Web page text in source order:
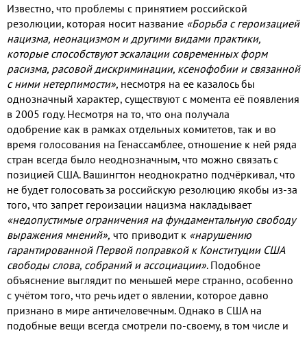
Известно, что проблемы с принятием российской
резолюции, которая носит название «Борьба с героизацией
нацизма, неонацизмом и другими видами практики,
которые способствуют эскалации современных форм
расизма, расовой дискриминации, ксенофобии и связанной
с ними нетерпимости», несмотря на ее казалось бы
однозначный характер, существуют с момента её появления
в 2005 году. Несмотря на то, что она получала
одобрение как в рамках отдельных комитетов, так и во
время голосования на Генассамблее, отношение к ней ряда
стран всегда было неоднозначным, что можно связать с
позицией США. Вашингтон неоднократно подчёркивал, что
не будет голосовать за российскую резолюцию якобы из-за
того, что запрет героизации нацизма накладывает
«недопустимые ограничения на фундаментальную свободу
выражения мнений», что приводит к «нарушению
гарантированной Первой поправкой к Конституции США
свободы слова, собраний и ассоциации». Подобное
объяснение выглядит по меньшей мере странно, особенно
с учётом того, что речь идет о явлении, которое давно
признано в мире античеловечным. Однако в США на
подобные вещи всегда смотрели по-своему, в том числе и